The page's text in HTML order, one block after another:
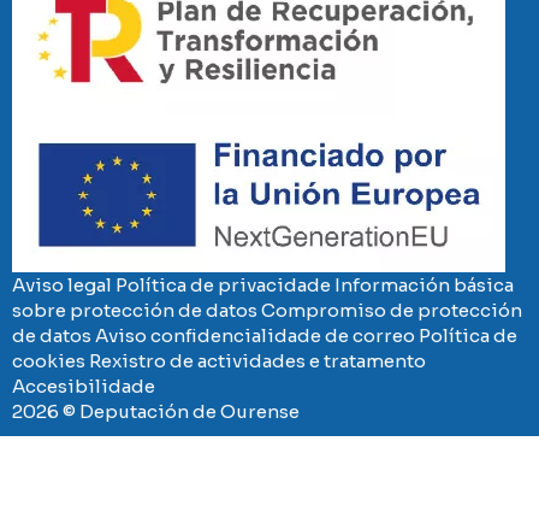
Aviso legal Política de privacidade Información básica
sobre protección de datos Compromiso de protección
de datos Aviso confidencialidade de correo Política de
cookies Rexistro de actividades e tratamento
Accesibilidade
2026 © Deputación de Ourense